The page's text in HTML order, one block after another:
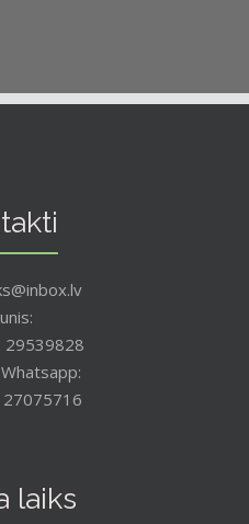
29539828
27075716
laiks